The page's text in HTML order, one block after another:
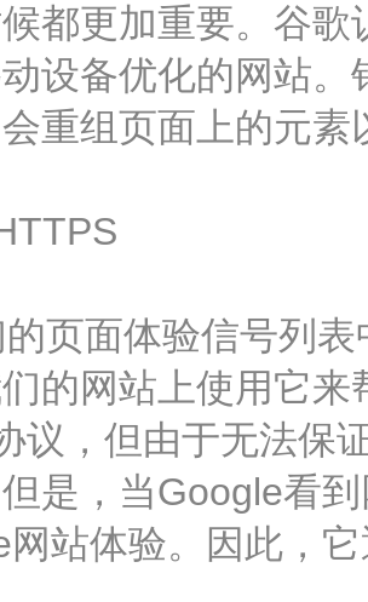
都更加重要。谷
设备优化的网站
重组页面上的元
页面体验信号列表
的网站上使用它
议，但由于无法保
是，当Google看
网站体验。因此，